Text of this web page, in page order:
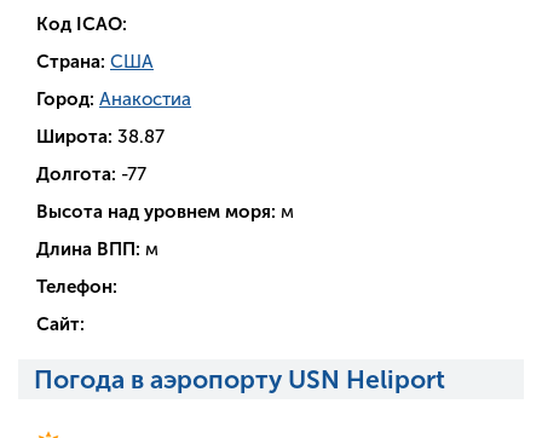
Код ICAO:
Страна: США
Город: Анакостиа
Широта: 38.87
Долгота: -77
Высота над уровнем моря: м
Длина ВПП: м
Телефон:
Сайт:
Погода в аэропорту USN Heliport